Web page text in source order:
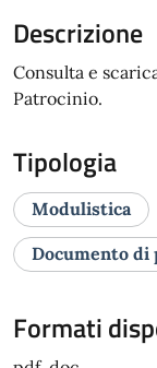
Descrizione
Consulta e
Patrocinio.
Tipologia
Modulistica
Documento di
Formati